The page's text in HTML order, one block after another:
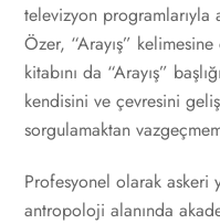
televizyon programlarıyla
Özer, “Arayış”
kitabını da “Arayış”
kendisini ve çevresini
sorgulamaktan
Profesyonel olarak askeri
antropoloji alanında